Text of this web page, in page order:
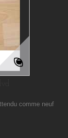
comme neuf